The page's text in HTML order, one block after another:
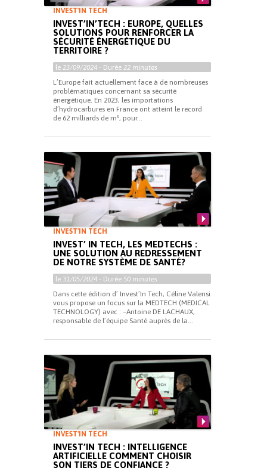
INVEST'IN TECH
INVEST’IN’TECH : EUROPE, QUELLES
SOLUTIONS POUR RENFORCER LA
SÉCURITÉ ÉNERGÉTIQUE DU
TERRITOIRE ?
le 23/09/2024 - Durée 22 minutes
L’Europe fait actuellement face à de nombreuses
problématiques concernant sa sécurité
énergétique. En 2023, les importations
d’hydrocarbures en France ont atteint le record
de 62 milliards de m³, pour...
INVEST'IN TECH
INVEST’ IN TECH, LES MEDTECHS :
UNE SOLUTION AU REDRESSEMENT
DE NOTRE SYSTÈME DE SANTÉ?
le 31/05/2024 - Durée 50 minutes
Dans cette édition d’ Invest’In Tech, Céline Valensi
vous propose un focus sur la MEDTECH (MEDICAL
TECHNOLOGY) avec : –Antoine DE LACHAUX,
responsable de l’équipe Santé auprès de la...
INVEST'IN TECH
INVEST’IN TECH : INTELLIGENCE
ARTIFICIELLE COMMENT CHOISIR
SON TIERS DE CONFIANCE ?